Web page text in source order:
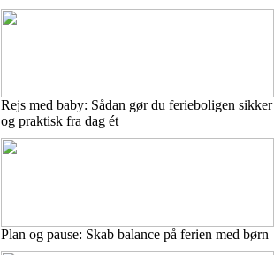
Rejs med baby: Sådan gør du ferieboligen sikker
og praktisk fra dag ét
Plan og pause: Skab balance på ferien med børn